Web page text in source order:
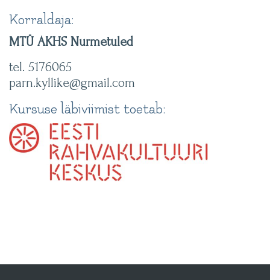
Korraldaja:
MTÜ AKHS Nurmetuled
tel. 5176065
parn.kyllike@gmail.com
Kursuse läbiviimist toetab: